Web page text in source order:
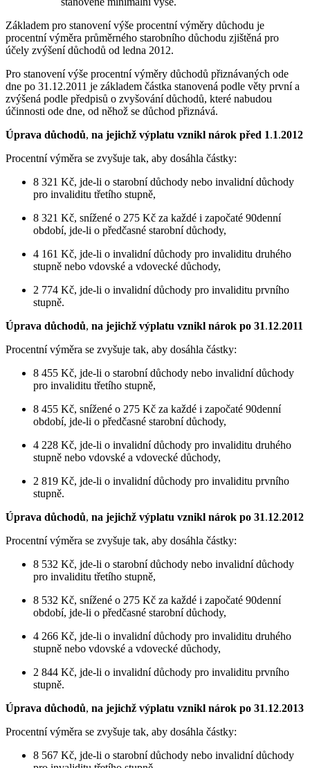
Základem pro stanovení výše procentní výměry důchodu je
procentní výměra průměrného starobního důchodu zjištěná pro
účely zvýšení důchodů od ledna 2012.
Pro stanovení výše procentní výměry důchodů přiznávaných ode
dne po 31.12.2011 je základem částka stanovená podle věty první a
zvýšená podle předpisů o zvyšování důchodů, které nabudou
účinnosti ode dne, od něhož se důchod přiznává.
Úprava důchodů, na jejichž výplatu vznikl nárok před 1.1.2012
Procentní výměra se zvyšuje tak, aby dosáhla částky:
8 321 Kč, jde-li o starobní důchody nebo invalidní důchody
pro invaliditu třetího stupně,
8 321 Kč, snížené o 275 Kč za každé i započaté 90denní
období, jde-li o předčasné starobní důchody,
4 161 Kč, jde-li o invalidní důchody pro invaliditu druhého
stupně nebo vdovské a vdovecké důchody,
2 774 Kč, jde-li o invalidní důchody pro invaliditu prvního
stupně.
Úprava důchodů, na jejichž výplatu vznikl nárok po 31.12.2011
Procentní výměra se zvyšuje tak, aby dosáhla částky:
8 455 Kč, jde-li o starobní důchody nebo invalidní důchody
pro invaliditu třetího stupně,
8 455 Kč, snížené o 275 Kč za každé i započaté 90denní
období, jde-li o předčasné starobní důchody,
4 228 Kč, jde-li o invalidní důchody pro invaliditu druhého
stupně nebo vdovské a vdovecké důchody,
2 819 Kč, jde-li o invalidní důchody pro invaliditu prvního
stupně.
Úprava důchodů, na jejichž výplatu vznikl nárok po 31.12.2012
Procentní výměra se zvyšuje tak, aby dosáhla částky:
8 532 Kč, jde-li o starobní důchody nebo invalidní důchody
pro invaliditu třetího stupně,
8 532 Kč, snížené o 275 Kč za každé i započaté 90denní
období, jde-li o předčasné starobní důchody,
4 266 Kč, jde-li o invalidní důchody pro invaliditu druhého
stupně nebo vdovské a vdovecké důchody,
2 844 Kč, jde-li o invalidní důchody pro invaliditu prvního
stupně.
Úprava důchodů, na jejichž výplatu vznikl nárok po 31.12.2013
Procentní výměra se zvyšuje tak, aby dosáhla částky:
8 567 Kč, jde-li o starobní důchody nebo invalidní důchody